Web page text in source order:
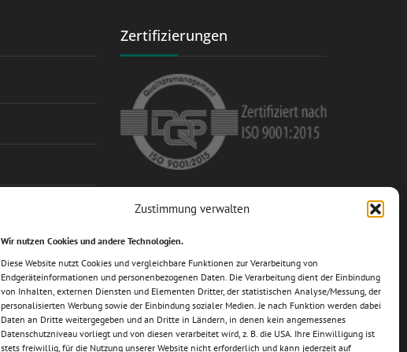
Zustimmung verwalten
Wir nutzen Cookies und andere Technologien.
Diese Website nutzt Cookies und vergleichbare Funktionen zur Verarbeitung von
Endgeräteinformationen und personenbezogenen Daten. Die Verarbeitung dient der Einbindung
von Inhalten, externen Diensten und Elementen Dritter, der statistischen Analyse/Messung, der
personalisierten Werbung sowie der Einbindung sozialer Medien. Je nach Funktion werden dabei
Daten an Dritte weitergegeben und an Dritte in Ländern, in denen kein angemessenes
Datenschutzniveau vorliegt und von diesen verarbeitet wird, z. B. die USA. Ihre Einwilligung ist
stets freiwillig, für die Nutzung unserer Website nicht erforderlich und kann jederzeit auf
Zertifizierungen
Mitglied im Fachverband des